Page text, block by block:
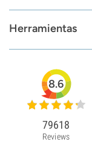
Herramientas
8.6
79618
Reviews